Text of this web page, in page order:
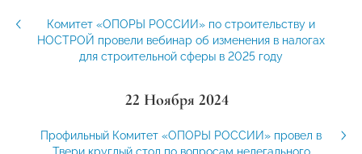
Комитет «ОПОРЫ РОССИИ» по строительству и
НОСТРОЙ провели вебинар об изменения в налогах
для строительной сферы в 2025 году
22 Ноября 2024
Профильный Комитет «ОПОРЫ РОССИИ» провел в